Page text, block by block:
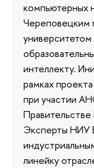
Череповецким
университетом
интеллекту.
рамках
при участии
Эксперты НИУ
линейку